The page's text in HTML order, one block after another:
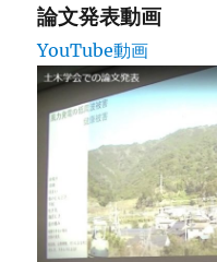
送
り
論文発表動画
YouTube動画